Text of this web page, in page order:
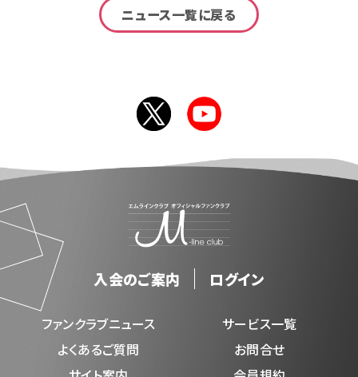
ニュース一覧に戻る
入会のご案内 ログイン
ファンクラブニュース
サービス一覧
よくあるご質問
お問合せ